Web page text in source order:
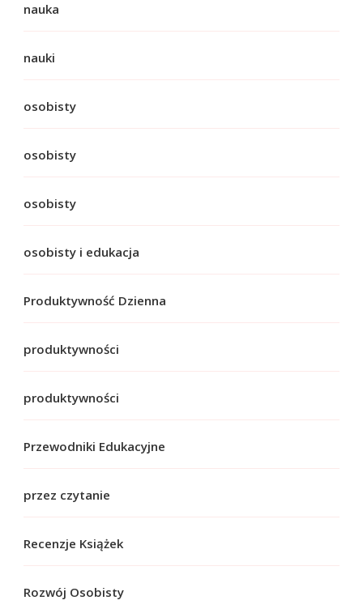
nauka
nauki
osobisty
osobisty
osobisty
osobisty i edukacja
Produktywność Dzienna
produktywności
produktywności
Przewodniki Edukacyjne
przez czytanie
Recenzje Książek
Rozwój Osobisty